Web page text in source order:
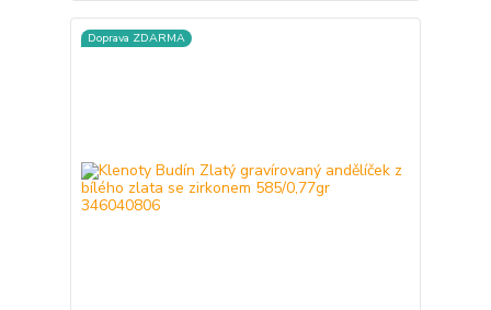
Doprava ZDARMA